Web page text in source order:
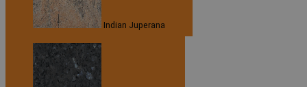
Indian Juperana